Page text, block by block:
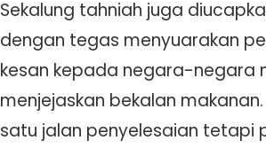
Sekalung tahniah juga
dengan tegas menyuarakan
kesan kepada negara-negara
menjejaskan bekalan
satu jalan penyelesaian tetapi